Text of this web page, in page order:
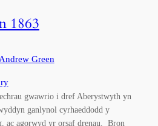
1863
Green
gwawrio i dref Aberystwyth yn
ganlynol cyrhaeddodd y
ac agorwyd yr orsaf drenau. Bron